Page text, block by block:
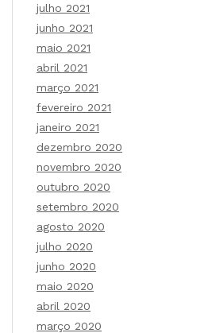
julho 2021
junho 2021
maio 2021
abril 2021
março 2021
fevereiro 2021
janeiro 2021
dezembro 2020
novembro 2020
outubro 2020
setembro 2020
agosto 2020
julho 2020
junho 2020
maio 2020
abril 2020
março 2020